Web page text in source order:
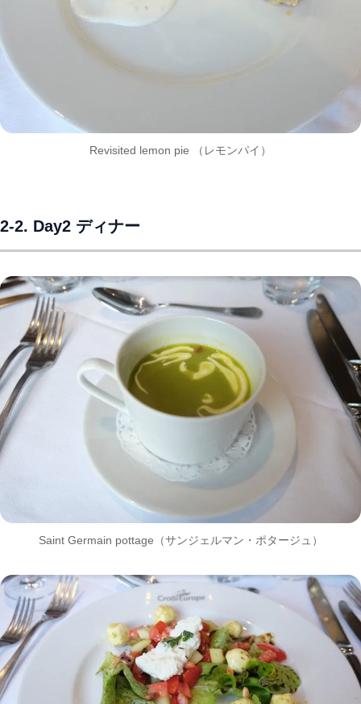
Revisited lemon pie （レモンパイ）
2-2. Day2 ディナー
Saint Germain pottage（サンジェルマン・ポタージュ）